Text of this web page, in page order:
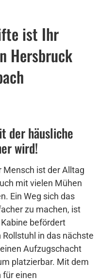
ist Ihr
Hersbruck
der häusliche
wird!
ist der Alltag
mit vielen Mühen
Ein Weg sich das
zu machen, ist
befördert
in das nächste
Aufzugschacht
platzierbar. Mit dem
für einen